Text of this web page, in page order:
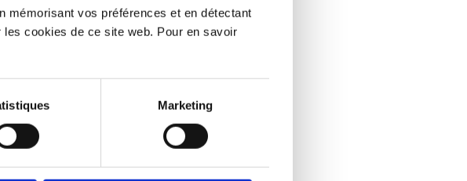
mémorisant vos préférences et en détectant
cookies de ce site web. Pour en savoir
Marketing
L’usage du masculin dans les textes a été